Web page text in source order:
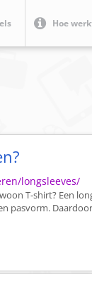
Hoe
longsleeves/
T-shirt? Een
pasvorm.